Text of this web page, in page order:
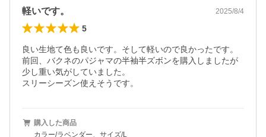
軽いです。 2025/8/4
5
良い生地て色も良いです。そして軽いので良かったです。
前回、バクネのパジャマの半袖半ズボンを購入しましたが
少し重い気がしていました。
スリーシーズン使えそうです。
購入した商品
カラー/ラベンダー、サイズ/L